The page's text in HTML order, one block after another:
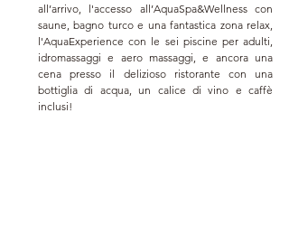
all’arrivo, l'accesso all’AquaSpa&Wellness con
saune, bagno turco e una fantastica zona relax,
l'AquaExperience con le sei piscine per adulti,
idromassaggi e aero massaggi, e ancora una
cena presso il delizioso ristorante con una
bottiglia di acqua, un calice di vino e caffè
inclusi!